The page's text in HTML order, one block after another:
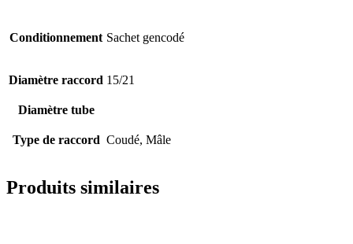
Conditionnement Sachet gencodé
Diamètre raccord 15/21
Diamètre tube
Type de raccord Coudé, Mâle
Produits similaires